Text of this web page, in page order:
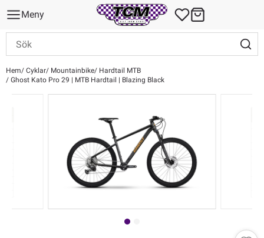
Meny
Hem Cyklar Mountainbike
Hardtail MTB
Ghost Kato Pro 29 | MTB Hardtail | Blazing Black